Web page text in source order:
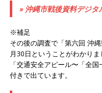
» 沖縄市戦後資料デジタ
※補足
その後の調査で「第六回 沖
月30日ということがわかり
「交通安全アピール〜「全
付きで出ています。